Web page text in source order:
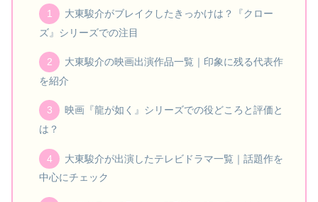
大東駿介がブレイクしたきっかけは？『クロー
ズ』シリーズでの注目
大東駿介の映画出演作品一覧｜印象に残る代表作
を紹介
映画『龍が如く』シリーズでの役どころと評価と
は？
大東駿介が出演したテレビドラマ一覧｜話題作を
中心にチェック